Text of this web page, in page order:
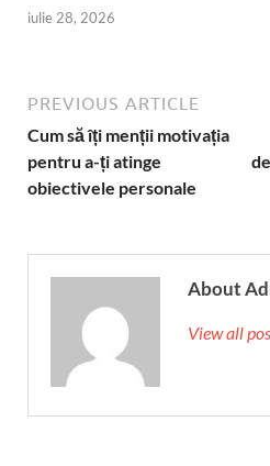
iulie 28, 2026
PREVIOUS ARTICLE
Cum să îți menții motivația
pentru a-ți atinge
obiectivele personale
About
View all